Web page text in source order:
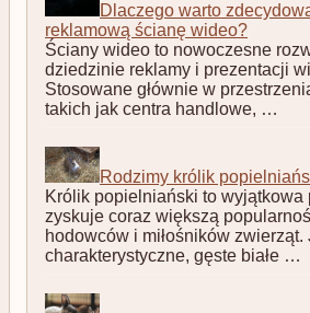
Dlaczego warto
reklamową ścianę wideo?
Ściany wideo to nowoczesne
dziedzinie reklamy i prezentacji
Stosowane głównie w
takich jak centra handlowe, …
Rodzimy królik
Królik popielniański to wyjątkowa
zyskuje coraz większą
hodowców i miłośników zwierząt.
charakterystyczne, gęste białe …